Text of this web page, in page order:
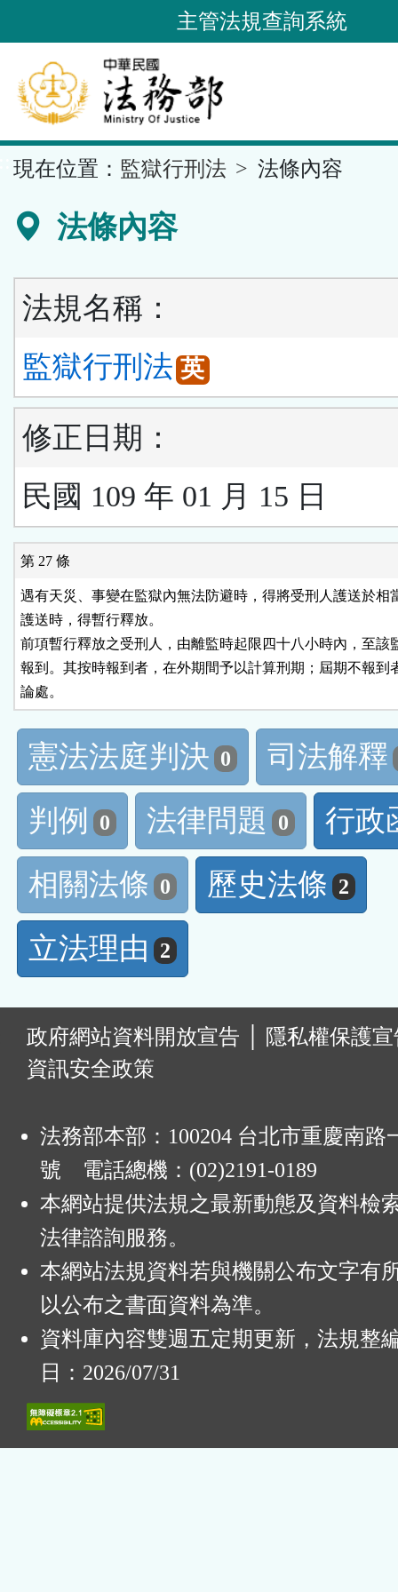
到
要
內
容
區
主管法規查詢系統
現在位置： 監獄行刑法 法條內容
法條內容
法規名稱：
監獄行刑法 英
修正日期：
民國 109 年 01 月 15 日
第 27 條
遇有天災、事變在監獄內無法防避時，得將受刑人護送於相
護送時，得暫行釋放。
前項暫行釋放之受刑人，由離監時起限四十八小時內，至該
報到。其按時報到者，在外期間予以計算刑期；屆期不報到
論處。
憲法法庭判決 0
司法解釋
判例
0 法律問題 0
行政
相關法條 0 歷史法條 2
立法理由 2
政府網站資料開放宣告
隱私權保護
資訊安全政策
法務部本部：100204 台北市重慶南路
號 電話總機：(02)2191-0189
本網站提供法規之最新動態及資料檢
法律諮詢服務。
本網站法規資料若與機關公布文字有
以公布之書面資料為準。
資料庫內容雙週五定期更新，法規整
日：2026/07/31